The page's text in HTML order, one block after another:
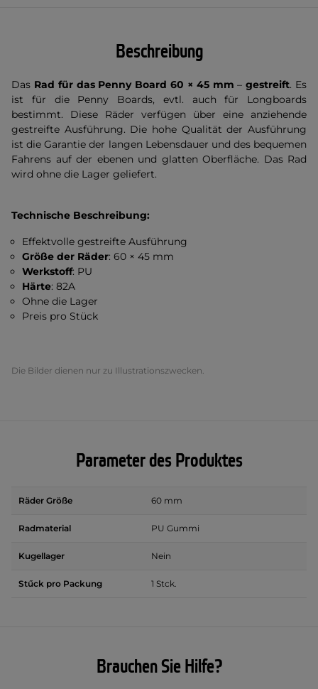
Beschreibung
Das Rad für das Penny Board 60 × 45 mm –gestreift. Es
ist für die Penny Boards, evtl. auch für Longboards
bestimmt. Diese Räder verfügen über eine anziehende
gestreifte Ausführung. Die hohe Qualität der Ausführung
ist die Garantie der langen Lebensdauer und des bequemen
Fahrens auf der ebenen und glatten Oberfläche. Das Rad
wird ohne die Lager geliefert.
Technische Beschreibung:
Effektvolle gestreifte Ausführung
Größe der Räder: 60 × 45 mm
Werkstoff: PU
Härte: 82A
Ohne die Lager
Preis pro Stück
Die Bilder dienen nur zu Illustrationszwecken.
Parameter des Produktes
Räder Größe 60 mm
Radmaterial PU Gummi
Kugellager Nein
Stűck pro Packung 1 Stck.
Brauchen Sie Hilfe?